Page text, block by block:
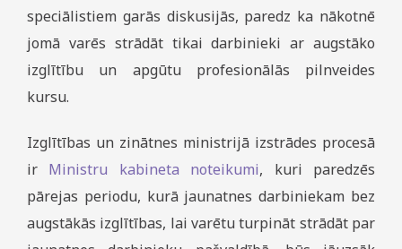
speciālistiem garās diskusijās, paredz ka nākotnē
jomā varēs strādāt tikai darbinieki ar augstāko
izglītību un apgūtu profesionālās pilnveides
kursu.
Izglītības un zinātnes ministrijā izstrādes procesā
ir Ministru kabineta noteikumi, kuri paredzēs
pārejas periodu, kurā jaunatnes darbiniekam bez
augstākās izglītības, lai varētu turpināt strādāt par